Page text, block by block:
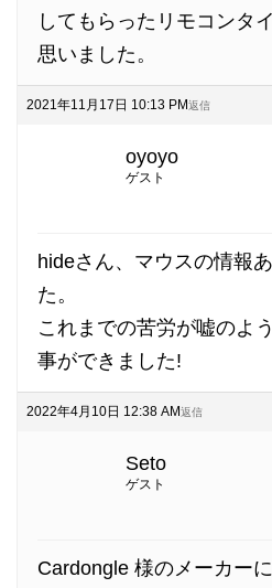
してもらったリモコンタ
思いました。
2021年11月17日 10:13 PM返信
oyoyo
ゲスト
hideさん、マウスの情報
た。
これまでの苦労が嘘のよ
事ができました!
2022年4月10日 12:38 AM返信
Seto
ゲスト
Cardongle 様のメーカー